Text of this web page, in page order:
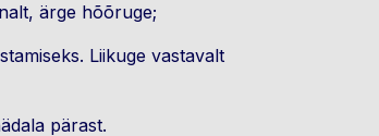
ärge hõõruge;
Liikuge vastavalt
pärast.